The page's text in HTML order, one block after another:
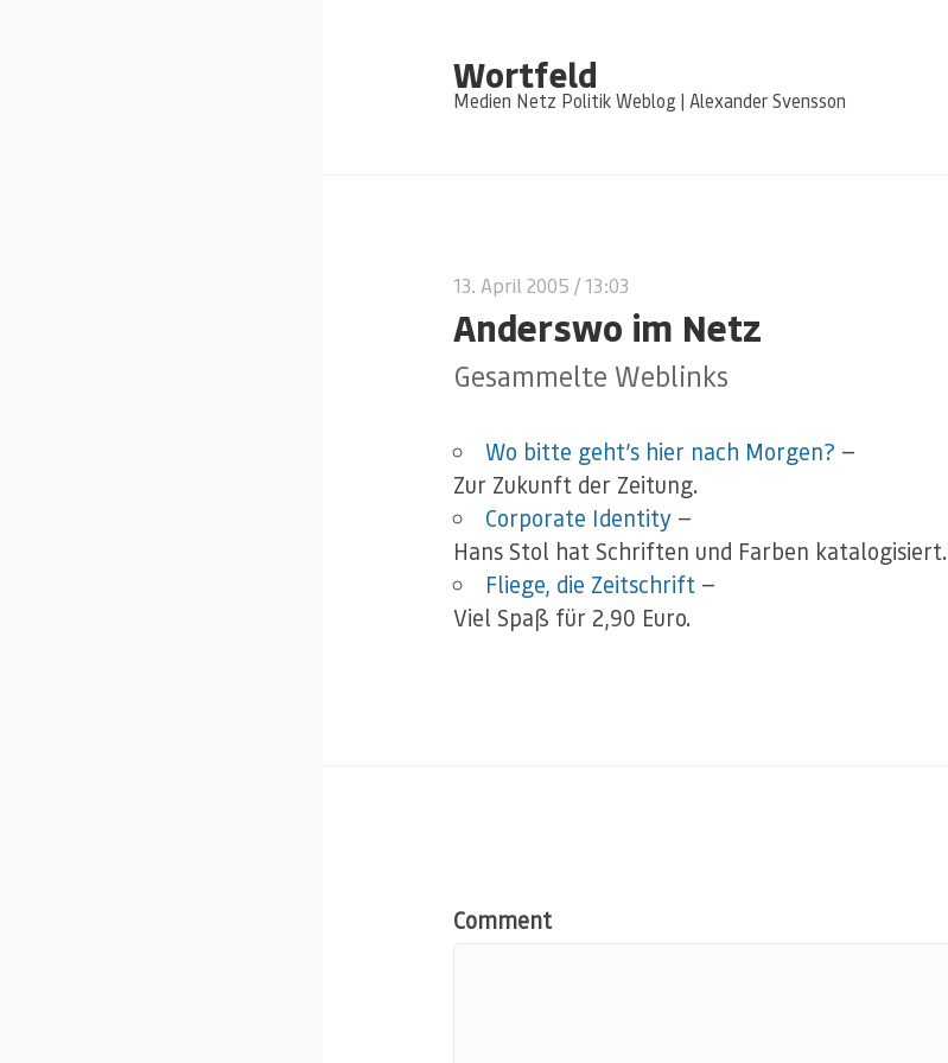
Wortfeld
Medien Netz Politik Weblog | Alexander Svensson
13. April 2005 / 13:03
Anderswo im Netz
Gesammelte Weblinks
Wo bitte geht’s hier nach Morgen? —
Zur Zukunft der Zeitung.
Corporate Identity —
Hans Stol hat Schriften und Farben katalogisiert.
Fliege, die Zeitschrift —
Viel Spaß für 2,90 Euro.
Comment